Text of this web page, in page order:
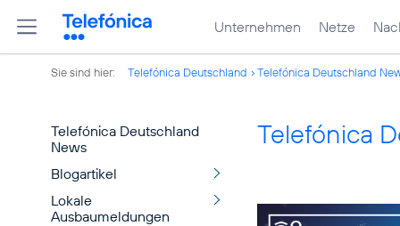
Unternehmen Netze
Sie sind hier: Telefónica Deutschland Telefónica Deutschland
Telefónica Deutschland
News
Blogartikel
Lokale
Ausbaumeldungen
Telefónica